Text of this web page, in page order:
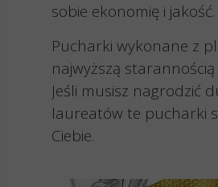
sobie ekonomię i jakość.
Pucharki wykonane z
najwyższą starannością
Jeśli musisz nagrodzić
laureatów te pucharki
Ciebie.